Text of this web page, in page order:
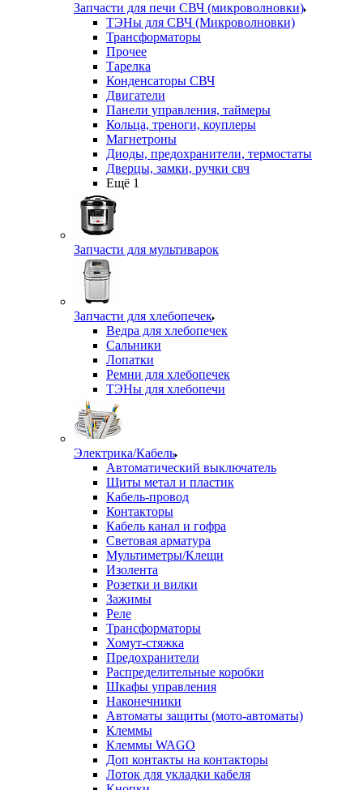
Запчасти для печи СВЧ (микроволновки)
ТЭНы для СВЧ (Микроволновки)
Трансформаторы
Прочее
Тарелка
Конденсаторы СВЧ
Двигатели
Панели управления, таймеры
Кольца, треноги, коуплеры
Магнетроны
Диоды, предохранители, термостаты
Дверцы, замки, ручки свч
Ещё 1
Запчасти для мультиварок
Запчасти для хлебопечек
Ведра для хлебопечек
Сальники
Лопатки
Ремни для хлебопечек
ТЭНы для хлебопечи
Электрика/Кабель
Автоматический выключатель
Щиты метал и пластик
Кабель-провод
Контакторы
Кабель канал и гофра
Световая арматура
Мультиметры/Клещи
Изолента
Розетки и вилки
Зажимы
Реле
Трансформаторы
Хомут-стяжка
Предохранители
Распределительные коробки
Шкафы управления
Наконечники
Автоматы защиты (мото-автоматы)
Клеммы
Клеммы WAGO
Доп контакты на контакторы
Лоток для укладки кабеля